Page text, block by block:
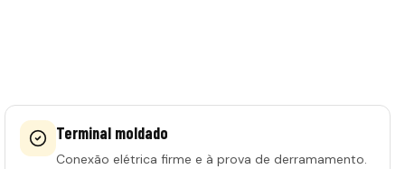
Terminal moldado
Conexão elétrica firme e à prova de derramamento.